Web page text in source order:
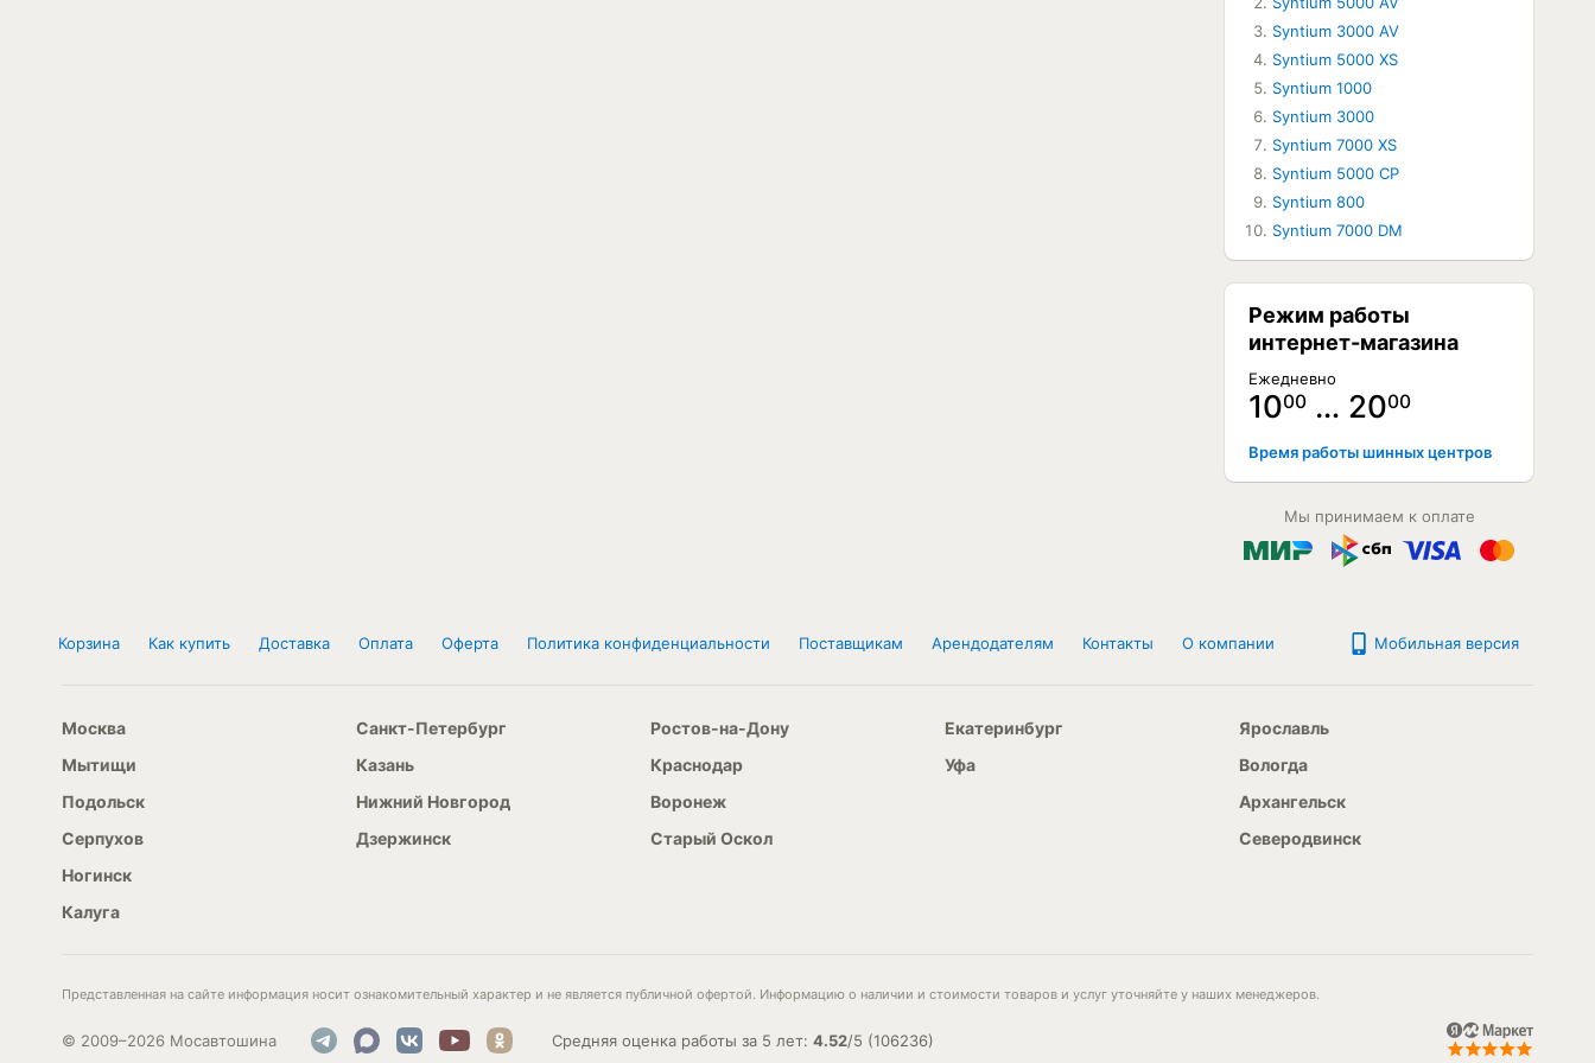
Syntium 3000 AV
Syntium 5000 XS
Syntium 1000
Syntium 3000
Syntium 7000 XS
Syntium 5000 CP
Syntium 800
Syntium 7000 DM
Режим работы
интернет-магазина
Ежедневно
1000 … 2000
Время работы шинных центров
Мы принимаем к оплате
Корзина Как купить Доставка Оплата Оферта Политика конфиденциальности Поставщикам Арендодателям Контакты О компании Мобильная версия
Москва
Мытищи
Подольск
Серпухов
Ногинск
Калуга
Санкт-Петербург
Казань
Нижний Новгород
Дзержинск
Ростов-на-Дону
Краснодар
Воронеж
Старый Оскол
Екатеринбург
Уфа
Ярославль
Вологда
Архангельск
Северодвинск
Представленная на сайте информация носит ознакомительный характер и не является публичной офертой. Информацию о наличии и стоимости товаров и услуг уточняйте у наших менеджеров.
© 2009–2026 Мосавтошина Средняя оценка работы за 5 лет: 4.52/5 (106236)